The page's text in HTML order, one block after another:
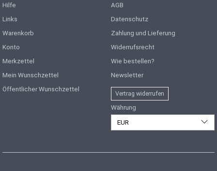
Hilfe
Links
Warenkorb
Konto
Merkzettel
Mein Wunschzettel
Öffentlicher Wunschzettel
AGB
Datenschutz
Zahlung und Lieferung
Widerrufsrecht
Wie bestellen?
Newsletter
Vertrag widerrufen
Währung
EUR